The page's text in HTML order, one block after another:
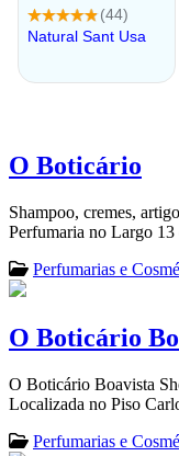
O Boticário
Shampoo, cremes,
Perfumaria no Largo 13
Perfumarias e
O Boticário
O Boticário Boavista
Localizada no Piso
Perfumarias e